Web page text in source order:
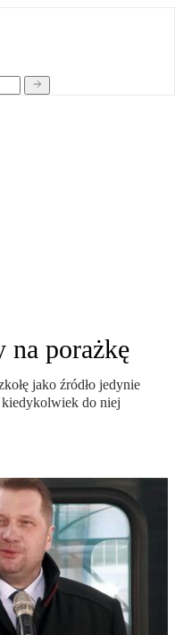
na porażkę
jako źródło jedynie
kiedykolwiek do niej